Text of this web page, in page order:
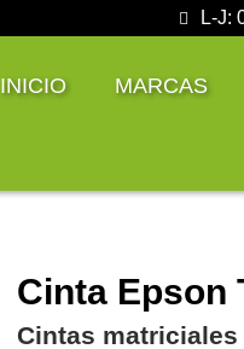
L-J:
INICIO MARCAS
Cinta Epson
Cintas matriciales